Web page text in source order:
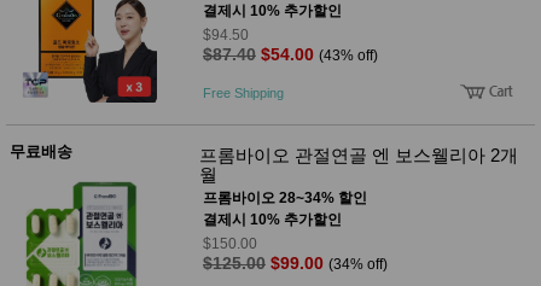
결제시 10% 추가할인
$94.50
$87.40 $54.00 (43% off)
Free Shipping
무료배송
프롬바이오 관절연골 엔 보스웰리아 2개
월
프롬바이오 28~34% 할인
결제시 10% 추가할인
$150.00
$125.00 $99.00 (34% off)